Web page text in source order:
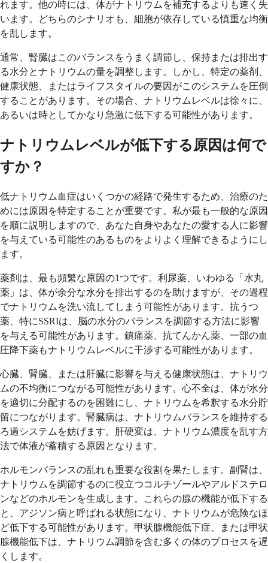
れます。他の時には、体がナトリウムを補充するよりも速く失
います。どちらのシナリオも、細胞が依存している慎重な均衡
を乱します。
通常、腎臓はこのバランスをうまく調節し、保持または排出す
る水分とナトリウムの量を調整します。しかし、特定の薬剤、
健康状態、またはライフスタイルの要因がこのシステムを圧倒
することがあります。その場合、ナトリウムレベルは徐々に、
あるいは時としてかなり急激に低下する可能性があります。
ナトリウムレベルが低下する原因は何で
すか？
低ナトリウム血症はいくつかの経路で発生するため、治療のた
めには原因を特定することが重要です。私が最も一般的な原因
を順に説明しますので、あなた自身やあなたの愛する人に影響
を与えている可能性のあるものをよりよく理解できるようにし
ます。
薬剤は、最も頻繁な原因の1つです。利尿薬、いわゆる「水丸
薬」は、体が余分な水分を排出するのを助けますが、その過程
でナトリウムを洗い流してしまう可能性があります。抗うつ
薬、特にSSRIは、脳の水分のバランスを調節する方法に影響
を与える可能性があります。鎮痛薬、抗てんかん薬、一部の血
圧降下薬もナトリウムレベルに干渉する可能性があります。
心臓、腎臓、または肝臓に影響を与える健康状態は、ナトリウ
ムの不均衡につながる可能性があります。心不全は、体が水分
を適切に分配するのを困難にし、ナトリウムを希釈する水分貯
留につながります。腎臓病は、ナトリウムバランスを維持する
ろ過システムを妨げます。肝硬変は、ナトリウム濃度を乱す方
法で体液が蓄積する原因となります。
ホルモンバランスの乱れも重要な役割を果たします。副腎は、
ナトリウムを調節するのに役立つコルチゾールやアルドステロ
ンなどのホルモンを生成します。これらの腺の機能が低下する
と、アジソン病と呼ばれる状態になり、ナトリウムが危険なほ
ど低下する可能性があります。甲状腺機能低下症、または甲状
腺機能低下は、ナトリウム調節を含む多くの体のプロセスを遅
くします。